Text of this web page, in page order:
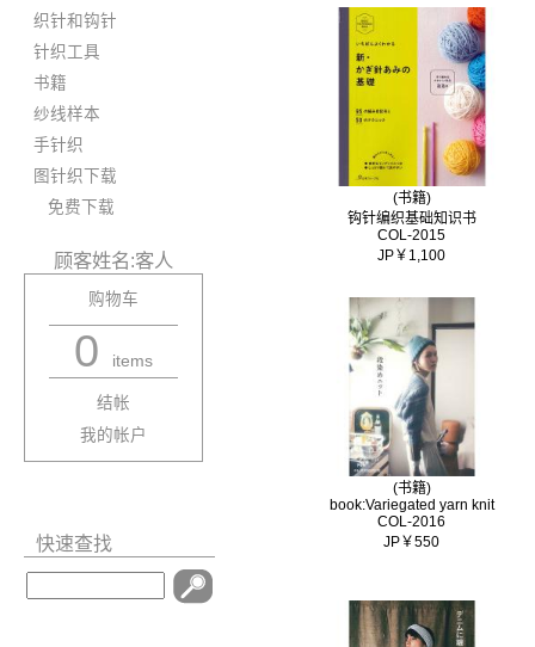
织针和钩针
针织工具
书籍
纱线样本
手针织
图针织下载
免费下载
顾客姓名:客人
购物车
0 items
结帐
我的帐户
快速查找
(书籍)
钩针编织基础知识书
COL-2015
JP￥1,100
(书籍)
book:Variegated yarn knit
COL-2016
JP￥550